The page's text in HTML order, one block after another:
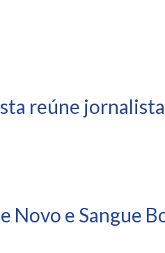
reúne
Novo e Sangue